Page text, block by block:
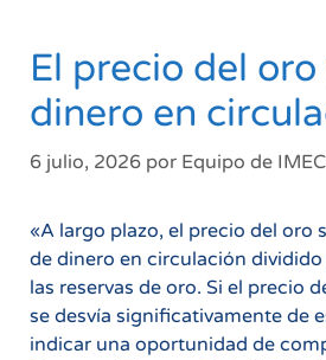
El precio del oro
dinero en
6 julio, 2026 por Equipo de
«A largo plazo, el precio del oro
de dinero en circulación
las reservas de oro. Si el precio
se desvía significativamente de
indicar una oportunidad de